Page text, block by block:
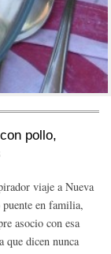
pollo,
viaje a Nueva
en familia,
asocio con esa
que dicen nunca